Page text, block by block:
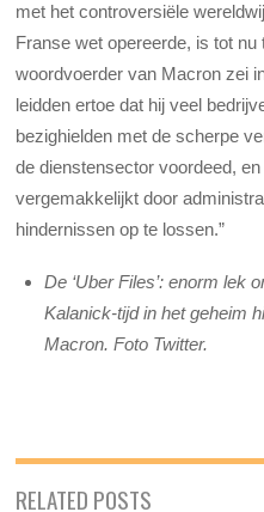
met het controversiële
Franse wet opereerde, is tot nu
woordvoerder van Macron zei
leidden ertoe dat hij veel
bezighielden met de scherpe
de dienstensector voordeed,
vergemakkelijkt door
hindernissen op te lossen.”
De ‘Uber Files’: enorm lek
Kalanick-tijd in het geheim
Macron. Foto Twitter.
RELATED POSTS